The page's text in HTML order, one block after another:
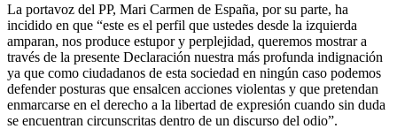
La portavoz del PP, Mari Carmen de España, por su parte, ha
incidido en que “este es el perfil que ustedes desde la izquierda
amparan, nos produce estupor y perplejidad, queremos mostrar a
través de la presente Declaración nuestra más profunda indignación
ya que como ciudadanos de esta sociedad en ningún caso podemos
defender posturas que ensalcen acciones violentas y que pretendan
enmarcarse en el derecho a la libertad de expresión cuando sin duda
se encuentran circunscritas dentro de un discurso del odio”.